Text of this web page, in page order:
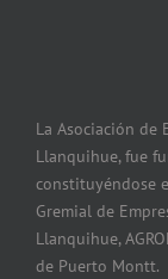
La Asociación de
Llanquihue, fue
constituyéndose
Gremial de
Llanquihue,
de Puerto Montt.